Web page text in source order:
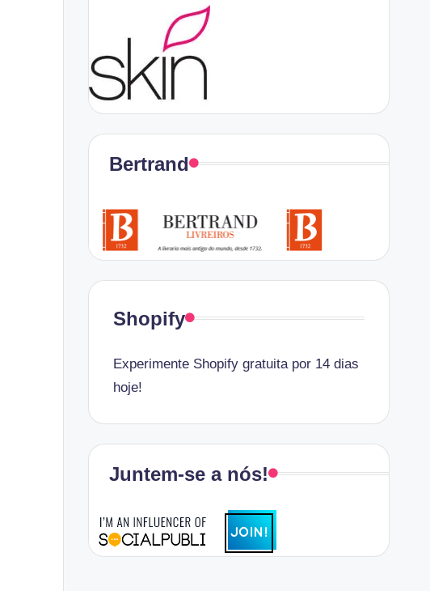
Bertrand
Shopify
Experimente Shopify gratuita por 14 dias
hoje!
Juntem-se a nós!